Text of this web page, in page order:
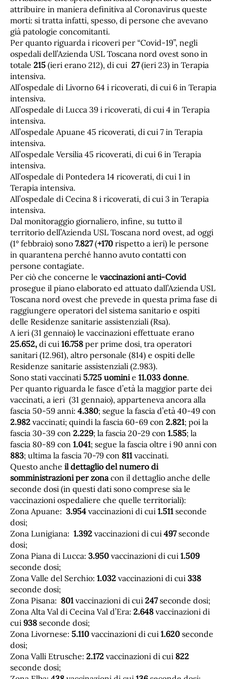
attribuire in maniera definitiva al Coronavirus queste
morti: si tratta infatti, spesso, di persone che avevano
già patologie concomitanti.
Per quanto riguarda i ricoveri per “Covid-19”, negli
ospedali dell’Azienda USL Toscana nord ovest sono in
totale 215 (ieri erano 212), di cui 27(ieri 23) in Terapia
intensiva.
All’ospedale di Livorno 64 i ricoverati, di cui 6 in Terapia
intensiva.
All’ospedale di Lucca 39 i ricoverati, di cui 4 in Terapia
intensiva.
All’ospedale Apuane 45 ricoverati, di cui 7 in Terapia
intensiva.
All’ospedale Versilia 45 ricoverati, di cui 6 in Terapia
intensiva.
All’ospedale di Pontedera 14 ricoverati, di cui 1 in
Terapia intensiva.
All’ospedale di Cecina 8 i ricoverati, di cui 3 in Terapia
intensiva.
Dal monitoraggio giornaliero, infine, su tutto il
territorio dell’Azienda USL Toscana nord ovest, ad oggi
(1° febbraio) sono 7.827(+170 rispetto a ieri) le persone
in quarantena perché hanno avuto contatti con
persone contagiate.
Per ciò che concerne le vaccinazioni anti-Covid
prosegue il piano elaborato ed attuato dall’Azienda USL
Toscana nord ovest che prevede in questa prima fase di
raggiungere operatori del sistema sanitario e ospiti
delle Residenze sanitarie assistenziali (Rsa).
A ieri (31 gennaio) le vaccinazioni effettuate erano
25.652, di cui 16.758 per prime dosi, tra operatori
sanitari (12.961), altro personale (814) e ospiti delle
Residenze sanitarie assistenziali (2.983).
Sono stati vaccinati 5.725 uominie 11.033 donne.
Per quanto riguarda le fasce d’età la maggior parte dei
vaccinati, a ieri (31 gennaio), apparteneva ancora alla
fascia 50-59 anni: 4.380; segue la fascia d’età 40-49 con
2.982 vaccinati; quindi la fascia 60-69 con 2.821; poi la
fascia 30-39 con 2.229; la fascia 20-29 con 1.585; la
fascia 80-89 con 1.041; segue la fascia oltre i 90 anni con
883; ultima la fascia 70-79 con 811 vaccinati.
Questo anche il dettaglio del numero di
somministrazioni per zonacon il dettaglio anche delle
seconde dosi (in questi dati sono comprese sia le
vaccinazioni ospedaliere che quelle territoriali):
Zona Apuane: 3.954 vaccinazioni di cui 1.511 seconde
dosi;
Zona Lunigiana: 1.392 vaccinazioni di cui 497seconde
dosi;
Zona Piana di Lucca: 3.950 vaccinazioni di cui 1.509
seconde dosi;
Zona Valle del Serchio: 1.032 vaccinazioni di cui 338
seconde dosi;
Zona Pisana: 801 vaccinazioni di cui 247seconde dosi;
Zona Alta Val di Cecina Val d’Era: 2.648 vaccinazioni di
cui 938 seconde dosi;
Zona Livornese: 5.110 vaccinazioni di cui 1.620 seconde
dosi;
Zona Valli Etrusche: 2.172 vaccinazioni di cui 822
seconde dosi;